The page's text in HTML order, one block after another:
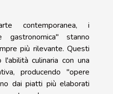
contemporanea, i
gastronomica" stanno
più rilevante. Questi
culinaria con una
producendo "opere
dai piatti più elaborati